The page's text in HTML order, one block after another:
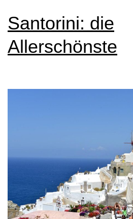
Santorini: die
Allerschönste